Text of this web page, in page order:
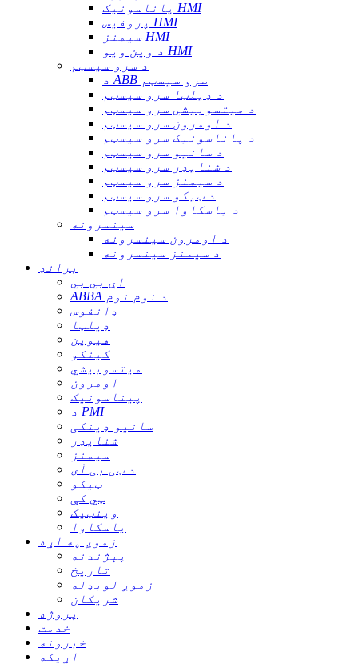
پاناسونیک HMI
پروفیس HMI
سیمنز HMI
د وین ویو HMI
د سرو سیسټم
د ABB سرو سیسټم
د ډیلټا سرو سیسټم
د میتسوبیشي سرو سیسټم
د اومرون سرو سیسټم
د پاناسونیک سرو سیسټم
د سانیو سرو سیسټم
د شنایډر سرو سیسټم
د سیمنز سرو سیسټم
د ټیکو سرو سیسټم
د یاسکاوا سرو سیسټم
سینسرونه
د اومرون سینسرونه
د سیمنز سینسرونه
برانډ
اې بي بي
ABBA د نوم نوم
ډانفوس
ډیلټا
هیوین
کینکو
میتسوبیشي
اومرون
پیناسونیک
د PMI
سانیو ډینکی
شنایډر
سیمنز
د ټی بی آی
ټیکو
ټي کې
وینټیک
یاسکاوا
زموږ په اړه
پېژندنه
تاریخ
زموږ لوبډله
شریکان
پروژه
خدمت
خبرونه
اړیکه